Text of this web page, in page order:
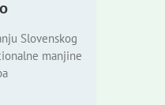
Slovenskog
manjine